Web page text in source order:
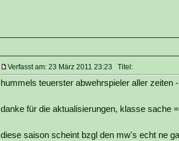
Verfasst am: 23 März 2011 23:23 Titel:
hummels teuerster abwehrspieler aller
danke für die aktualisierungen, klasse sache
diese saison scheint bzgl den mw's echt ne